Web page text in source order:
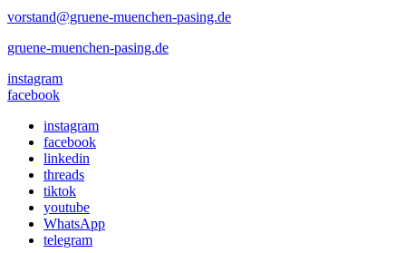
vorstand@gruene-muenchen-pasing.de
gruene-muenchen-pasing.de
instagram
facebook
instagram
facebook
linkedin
threads
tiktok
youtube
WhatsApp
telegram